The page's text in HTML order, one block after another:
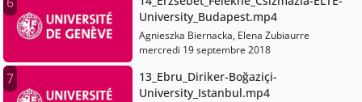
University_Budapest.mp4
Agnieszka Biernacka, Elena Zubiaurre
mercredi 19 septembre 2018
7
13_Ebru_Diriker-Boğaziçi-
University_Istanbul.mp4